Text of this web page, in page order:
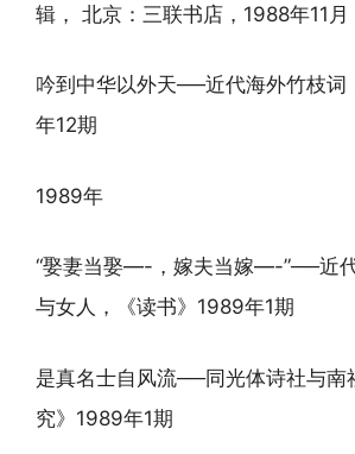
辑， 北京：三联书店，1988年11月
吟到中华以外天──近代海外竹枝词
年12期
1989年
“娶妻当娶—-，嫁夫当嫁—-”──近
与女人，《读书》1989年1期
是真名士自风流──同光体诗社与南
究》1989年1期